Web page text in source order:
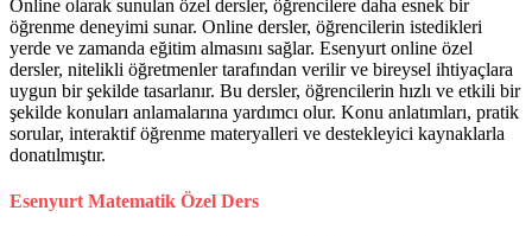
Online olarak sunulan özel dersler, öğrencilere daha esnek bir
öğrenme deneyimi sunar. Online dersler, öğrencilerin istedikleri
yerde ve zamanda eğitim almasını sağlar. Esenyurt online özel
dersler, nitelikli öğretmenler tarafından verilir ve bireysel ihtiyaçlara
uygun bir şekilde tasarlanır. Bu dersler, öğrencilerin hızlı ve etkili bir
şekilde konuları anlamalarına yardımcı olur. Konu anlatımları, pratik
sorular, interaktif öğrenme materyalleri ve destekleyici kaynaklarla
donatılmıştır.
Esenyurt Matematik Özel Ders